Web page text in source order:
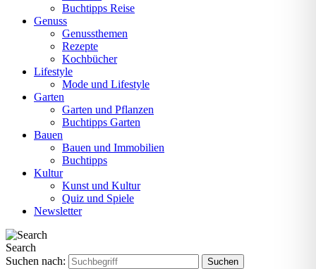
Buchtipps Reise
Genuss
Genussthemen
Rezepte
Kochbücher
Lifestyle
Mode und Lifestyle
Garten
Garten und Pflanzen
Buchtipps Garten
Bauen
Bauen und Immobilien
Buchtipps
Kultur
Kunst und Kultur
Quiz und Spiele
Newsletter
Search
Suchen nach: